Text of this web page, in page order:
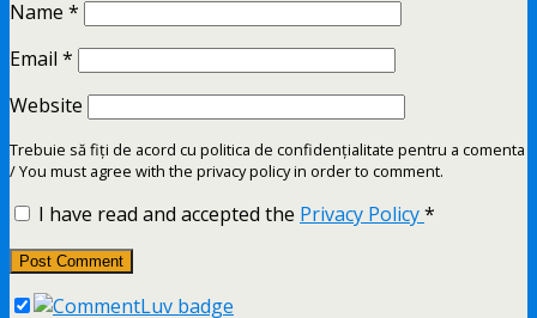
Name *
Email *
Website
Trebuie să fiți de acord cu politica de confidențialitate pentru a comenta
/ You must agree with the privacy policy in order to comment.
I have read and accepted the Privacy Policy*